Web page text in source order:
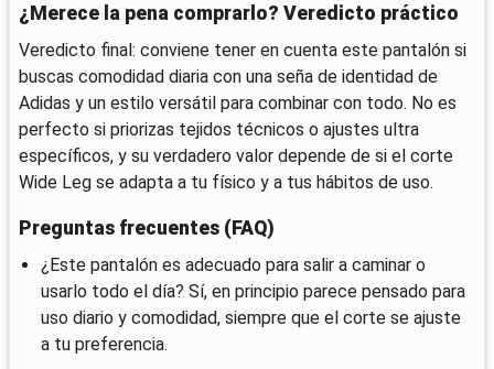
¿Merece la pena comprarlo? Veredicto práctico
Veredicto final: conviene tener en cuenta este pantalón si
buscas comodidad diaria con una seña de identidad de
Adidas y un estilo versátil para combinar con todo. No es
perfecto si priorizas tejidos técnicos o ajustes ultra
específicos, y su verdadero valor depende de si el corte
Wide Leg se adapta a tu físico y a tus hábitos de uso.
Preguntas frecuentes (FAQ)
¿Este pantalón es adecuado para salir a caminar o
usarlo todo el día? Sí, en principio parece pensado para
uso diario y comodidad, siempre que el corte se ajuste
a tu preferencia.